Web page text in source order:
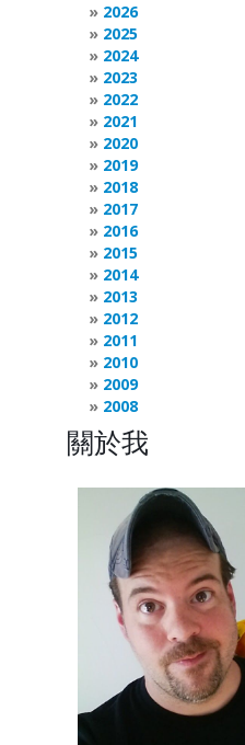
2026
2025
2024
2023
2022
2021
2020
2019
2018
2017
2016
2015
2014
2013
2012
2011
2010
2009
2008
關於我